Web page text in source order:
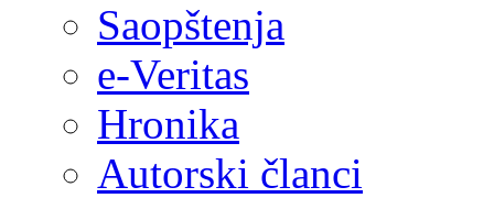
Saopštenja
e-Veritas
Hronika
Autorski članci